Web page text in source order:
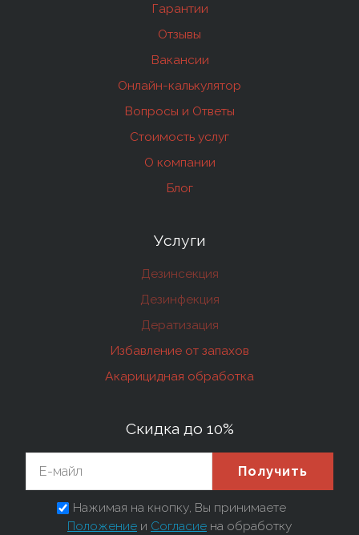
Гарантии
Отзывы
Вакансии
Онлайн-калькулятор
Вопросы и Ответы
Стоимость услуг
О компании
Блог
Услуги
Дезинсекция
Дезинфекция
Дератизация
Избавление от запахов
Акарицидная обработка
Скидка до 10%
Получить
Нажимая на кнопку, Вы принимаете
Положение и Согласие на обработку